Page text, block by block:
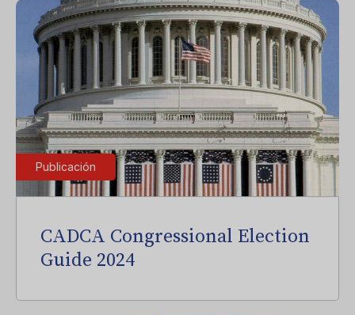
Publicación
CADCA Congressional Election
Guide 2024